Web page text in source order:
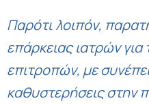
Παρότι λοιπόν,
επάρκειας ιατρών
επιτροπών, με
καθυστερήσεις στην